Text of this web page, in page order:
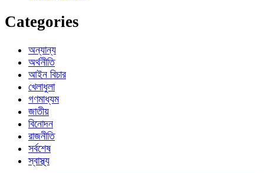
Categories
অন্যান্য
অর্থনীতি
আইন বিচার
খেলাধুলা
গণমাধ্যম
জাতীয়
বিনোদন
রাজনীতি
সর্বশেষ
স্বাস্থ্য